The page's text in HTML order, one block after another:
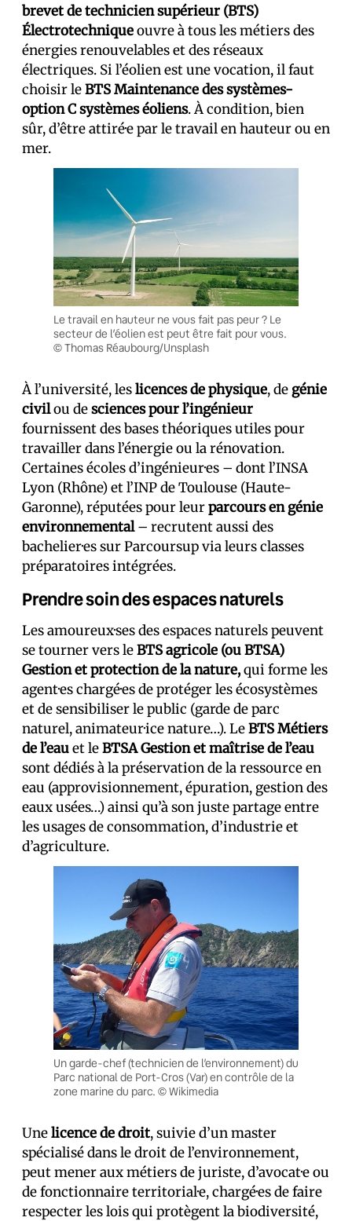
brevet de technicien supérieur (BTS)
Électrotechniqueouvre à tous les métiers des
énergies renouvelables et des réseaux
électriques. Si l’éolien est une vocation, il faut
choisir leBTS Maintenance des systèmes-
option C systèmes éoliens. À condition, bien
sûr, d’être attiré·e par le travail en hauteur ou en
mer.
Le travail en hauteur ne vous fait pas peur ? Le
secteur de l’éolien est peut être fait pour vous.
© Thomas Réaubourg/Unsplash
À l’université, leslicences de physique, de génie
civilou desciences pour l’ingénieur
fournissent des bases théoriques utiles pour
travailler dans l’énergie ou la rénovation.
Certaines écoles d’ingénieur·es – dont l’INSA
Lyon (Rhône) et l’INP de Toulouse (Haute-
Garonne), réputées pour leurparcours en génie
environnemental– recrutent aussi des
bachelier·es sur Parcoursup via leurs classes
préparatoires intégrées.
Prendre soin des espaces naturels
Les amoureux·ses des espaces naturels peuvent
se tourner vers leBTS agricole (ou BTSA)
Gestion et protection de la nature,qui forme les
agent·es chargé·es de protéger les écosystèmes
et de sensibiliser le public (garde de parc
naturel, animateur·ice nature…). LeBTS Métiers
de l’eauet leBTSA Gestion et maîtrise de l’eau
sont dédiés à la préservation de la ressource en
eau (approvisionnement, épuration, gestion des
eaux usées…) ainsi qu’à son juste partage entre
les usages de consommation, d’industrie et
d’agriculture.
Un garde-chef (technicien de l’environnement) du
Parc national de Port-Cros (Var) en contrôle de la
zone marine du parc. © Wikimedia
Unelicence de droit, suivie d’un master
spécialisé dans le droit de l’environnement,
peut mener aux métiers de juriste, d’avocat·e ou
de fonctionnaire territorial·e, chargé·es de faire
respecter les lois qui protègent la biodiversité,